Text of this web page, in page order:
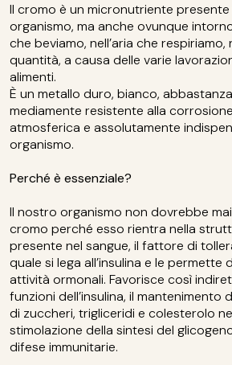
Il cromo è un micronutriente
organismo, ma anche ovunque
che beviamo, nell’aria che
quantità, a causa delle varie
alimenti.
È un metallo duro, bianco,
mediamente resistente alla
atmosferica e assolutamente
organismo.
Perché è essenziale?
Il nostro organismo non dovrebbe
cromo perché esso rientra nella
presente nel sangue, il fattore di
quale si lega all’insulina e le permette
attività ormonali. Favorisce così
funzioni dell’insulina, il mantenimento
di zuccheri, trigliceridi e colesterolo
stimolazione della sintesi del
difese immunitarie.